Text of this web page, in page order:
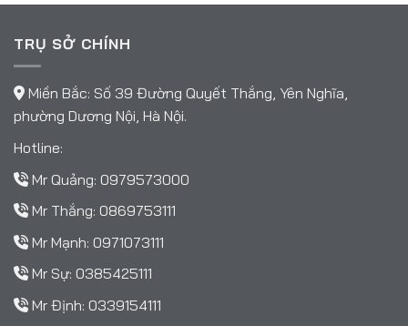
TRỤ SỞ CHÍNH
Miền Bắc: Số 39 Đường Quyết Thắng, Yên Nghĩa,
phường Dương Nội, Hà Nội.
Hotline:
Mr Quảng: 0979573000
Mr Thắng: 0869753111
Mr Mạnh: 0971073111
Mr Sự: 0385425111
Mr Định: 0339154111